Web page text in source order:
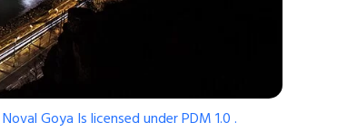
Noval Goya Is licensed underPDM 1.0.